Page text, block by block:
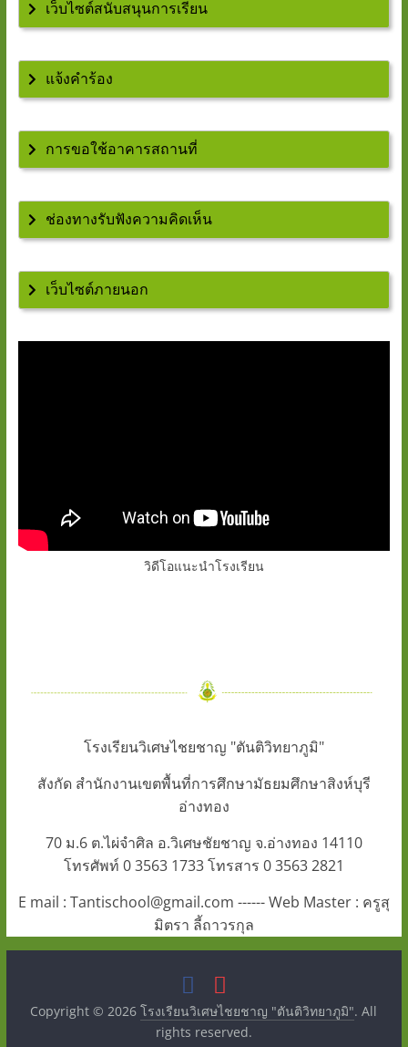
เว็บไซต์สนับสนุนการเรียน
แจ้งคำร้อง
การขอใช้อาคารสถานที่
ช่องทางรับฟังความคิดเห็น
เว็บไซต์ภายนอก
วิดีโอแนะนำโรงเรียน
โรงเรียนวิเศษไชยชาญ "ตันติวิทยาภูมิ"
สังกัด สำนักงานเขตพื้นที่การศึกษามัธยมศึกษาสิงห์บุรี
อ่างทอง
70 ม.6 ต.ไผ่จำศิล อ.วิเศษชัยชาญ จ.อ่างทอง 14110
โทรศัพท์ 0 3563 1733 โทรสาร 0 3563 2821
E mail : Tantischool@gmail.com ------ Web Master : ครูสุ
มิตรา ลี้ถาวรกุล
Copyright © 2026โรงเรียนวิเศษไชยชาญ "ตันติวิทยาภูมิ". All
rights reserved.